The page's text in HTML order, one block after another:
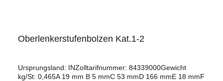
Oberlenkerstufenbolzen Kat.1-2
Ursprungsland: INZolltarifnummer: 84339000Gewicht
kg/St: 0,465A 19 mm B 5 mmC 53 mmD 166 mmE 18 mmF